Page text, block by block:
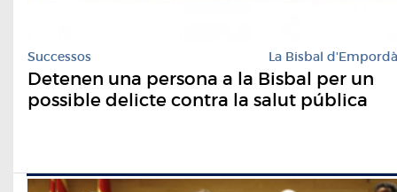
Successos La Bisbal d'Empordà
Detenen una persona a la Bisbal per un
possible delicte contra la salut pública